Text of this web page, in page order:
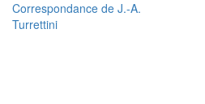
Correspondance de J.-A.
Turrettini